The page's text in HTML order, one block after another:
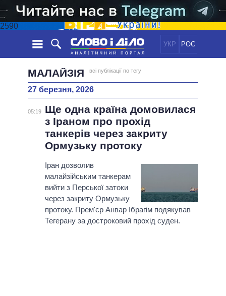
2590
УКР РОС
НОВИНИ
СТРІЧКА
ПОДІЇ
СТАТТІ
ДУМКИ
ОГЛЯДИ
ДАЙДЖЕСТИ
ЕКОНОМІКА
СУСПІЛЬСТВО
СВІТ
ОБIЦЯНКИ
ПОЛIТИКИ
УСІ ПОЛІТИКИ
ПРЕЗИДЕНТ І ОФІС
ВЕРХОВНА РАДА
КАБІНЕТ МІНІСТРІВ
ГОЛОВИ ОБЛАДМІНІСТРАЦІЙ
МЕРИ МІСТ
ВСІ ПЕРСОНИ
ІНФОГРАФІКА
ПІДТРИМАТИ
ПОРІВНЯННЯ ПОЛІТИКІВ
МАЛАЙЗІЯ всі публікації по тегу
27 березня, 2026
05:19
Ще одна країна домовилася
з Іраном про прохід
танкерів через закриту
Ормузьку протоку
Іран дозволив
малайзійським танкерам
вийти з Перської затоки
через закриту Ормузьку
протоку. Прем'єр Анвар Ібрагім подякував
Тегерану за достроковий прохід суден.